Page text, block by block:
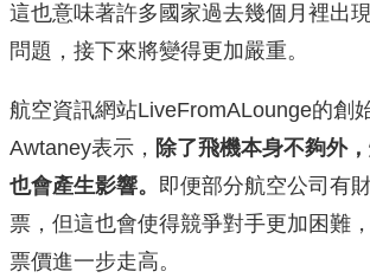
這也意味著許多國家過去幾個月裡出
問題，接下來將變得更加嚴重。
航空資訊網站LiveFromALounge的創
Awtaney表示， 除了飛機本身不夠外
也會產生影響。 即便部分航空公司有
票，但這也會使得競爭對手更加困難
票價進一步走高。